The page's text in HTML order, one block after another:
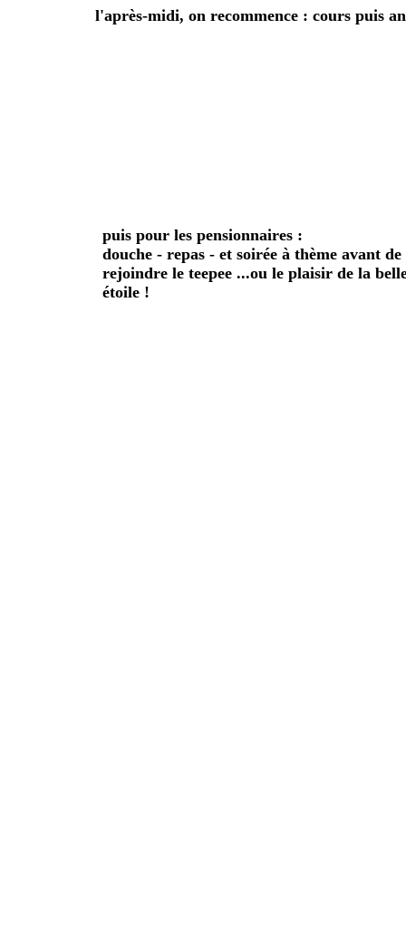
puis pour les pensionnaires :
douche - repas - et soirée à thème avant de
rejoindre le teepee ...ou le plaisir de la
étoile !
l'après-midi, on recommence : cours puis